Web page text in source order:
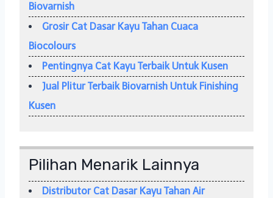
Biovarnish
Grosir Cat Dasar Kayu Tahan Cuaca
Biocolours
Pentingnya Cat Kayu Terbaik Untuk Kusen
Jual Plitur Terbaik Biovarnish Untuk Finishing
Kusen
Pilihan Menarik Lainnya
Distributor Cat Dasar Kayu Tahan Air